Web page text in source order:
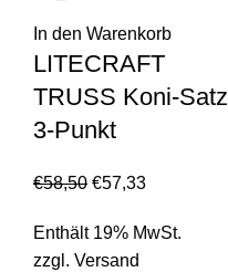
In den Warenkorb
LITECRAFT
TRUSS Koni-Satz
3-Punkt
€58,50 €57,33
Enthält 19% MwSt.
zzgl. Versand